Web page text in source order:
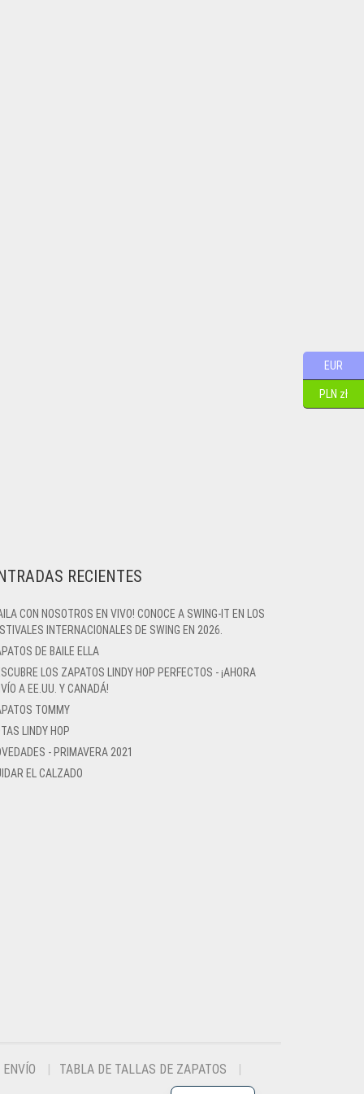
RECIENTES
CON NOSOTROS EN VIVO! CONOCE A SWING-IT EN LOS
INTERNACIONALES DE SWING EN 2026.
DE BAILE ELLA
LOS ZAPATOS LINDY HOP PERFECTOS - ¡AHORA
A EE.UU. Y CANADÁ!
TOMMY
LINDY HOP
- PRIMAVERA 2021
EL CALZADO
ENVÍO
TABLA DE TALLAS DE ZAPATOS
EUR
PLN zł